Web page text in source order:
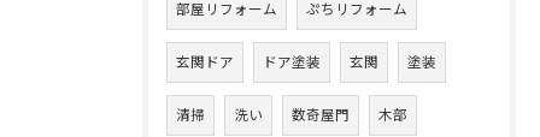
部屋リフォーム ぷちリフォーム
玄関ドア ドア塗装 玄関 塗装
清掃 洗い 数奇屋門 木部